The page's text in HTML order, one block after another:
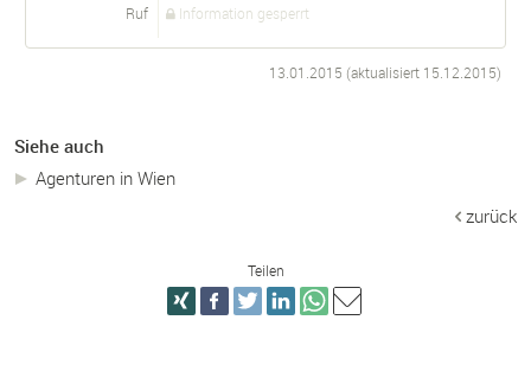
Ruf Information gesperrt
13.01.2015 (aktualisiert 15.12.2015)
Siehe auch
Agenturen in Wien
zurück
Teilen